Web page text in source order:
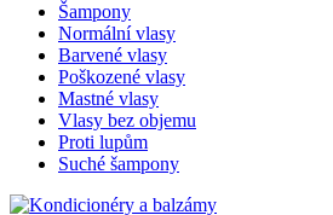
Šampony
Normální vlasy
Barvené vlasy
Poškozené vlasy
Mastné vlasy
Vlasy bez objemu
Proti lupům
Suché šampony